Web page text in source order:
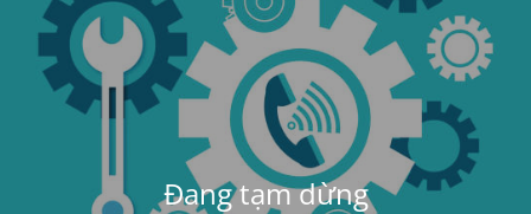
Đang tạm dừng